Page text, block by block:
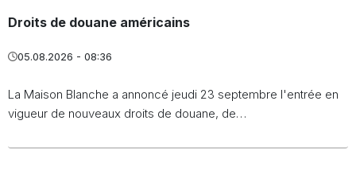
Droits de douane américains
05.08.2026 - 08:36
La Maison Blanche a annoncé jeudi 23 septembre l'entrée en
vigueur de nouveaux droits de douane, de…